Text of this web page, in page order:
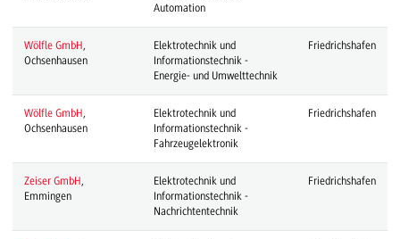
Automation
Wölfle GmbH
Ochsenhausen
Elektrotechnik und
Informationstechnik -
Energie- und Umwelttechnik
Friedrichshafen
Wölfle GmbH
Ochsenhausen
Elektrotechnik und
Informationstechnik -
Fahrzeugelektronik
Friedrichshafen
Zeiser GmbH
Emmingen
Elektrotechnik und
Informationstechnik -
Nachrichtentechnik
Friedrichshafen